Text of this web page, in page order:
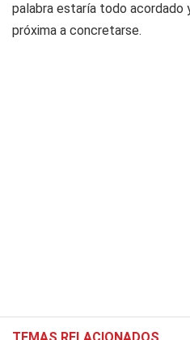
palabra estaría todo acordado
próxima a concretarse.